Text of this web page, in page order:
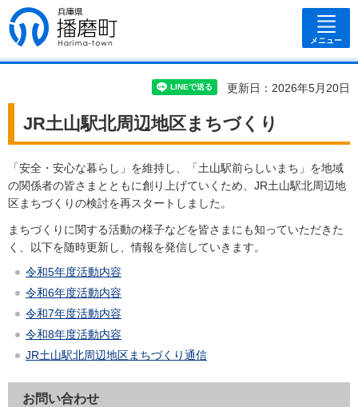
兵庫県 播磨
町
メニュー
更新日：2026年5月20日
JR土山駅北周辺地区まちづくり
「安全・安心な暮らし」を維持し、「土山駅前らしいまち」を地域
の関係者の皆さまとともに創り上げていくため、JR土山駅北周辺地
区まちづくりの検討を再スタートしました。
まちづくりに関する活動の様子などを皆さまにも知っていただきた
く、以下を随時更新し、情報を発信していきます。
令和5年度活動内容
令和6年度活動内容
令和7年度活動内容
令和8年度活動内容
JR土山駅北周辺地区まちづくり通信
お問い合わせ